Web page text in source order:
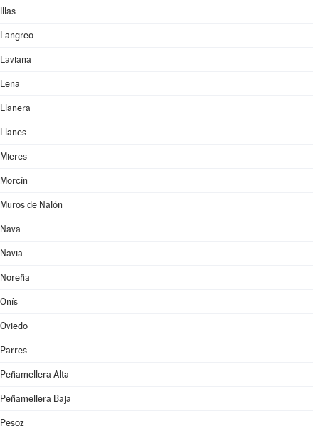
Illas
Langreo
Laviana
Lena
Llanera
Llanes
Mieres
Morcín
Muros de Nalón
Nava
Navia
Noreña
Onís
Oviedo
Parres
Peñamellera Alta
Peñamellera Baja
Pesoz